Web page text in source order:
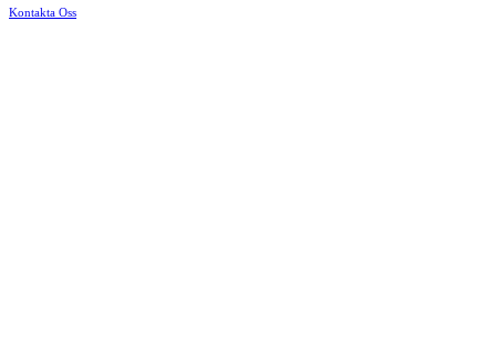
Kontakta Oss